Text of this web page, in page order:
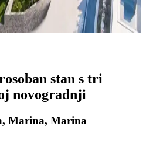
stan s tri
novogradnji
Marina, Marina